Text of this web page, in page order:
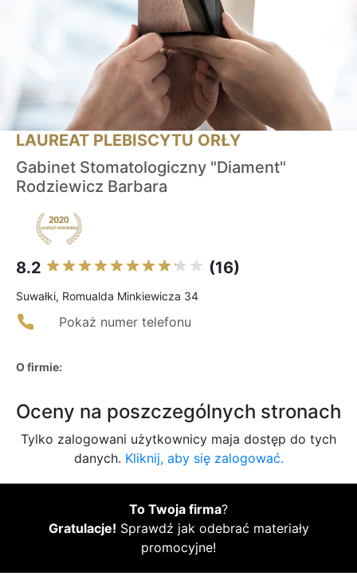
LAUREAT PLEBISCYTU ORŁY
Gabinet Stomatologiczny "Diament"
Rodziewicz Barbara
8.2 (16)
Suwałki, Romualda Minkiewicza 34
Pokaż numer telefonu
O firmie:
Oceny na poszczególnych stronach
Tylko zalogowani użytkownicy maja dostęp do tych
danych. Kliknij, aby się zalogować.
To Twoja firma?
Gratulacje! Sprawdź jak odebrać materiały
promocyjne!